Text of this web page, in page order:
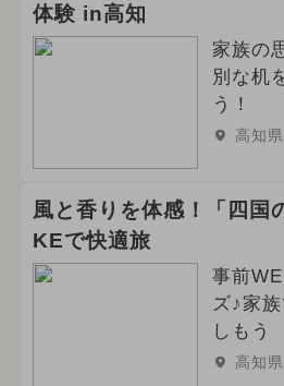
体験 in高知
家族の
別な机
う！
高知
風と香りを体感！「四国
KEで快適旅
事前
ズ♪家
しもう
高知